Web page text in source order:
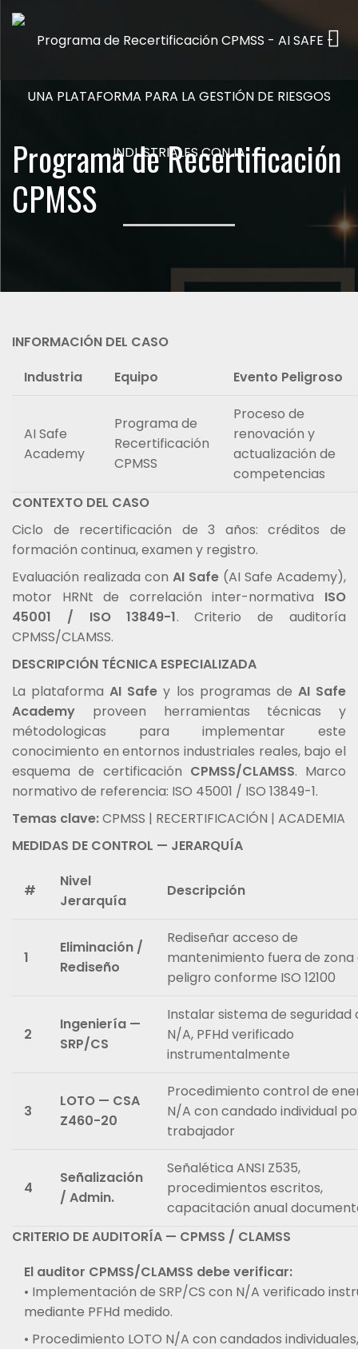
Programa de Recertificación
CPMSS
INFORMACIÓN DEL CASO
Industria
Equipo Evento Peligroso
AI Safe
Academy
Programa de
Recertificación
CPMSS
Proceso de
renovación y
actualización de
competencias
CONTEXTO DEL CASO
Ciclo de recertificación de 3 años: créditos de
formación continua, examen y registro.
Evaluación realizada con AI Safe (AI Safe Academy),
motor HRNt de correlación inter-normativa ISO
45001 / ISO 13849-1. Criterio de auditoría
CPMSS/CLAMSS.
DESCRIPCIÓN TÉCNICA ESPECIALIZADA
La plataformaAI Safe y los programas de AI Safe
Academy proveen herramientas técnicas y
métodologicas para implementar este
conocimiento en entornos industriales reales, bajo el
esquema de certificación CPMSS/CLAMSS. Marco
normativo de referencia: ISO 45001 / ISO 13849-1.
Temas clave:CPMSS | RECERTIFICACIÓN | ACADEMIA
MEDIDAS DE CONTROL — JERARQUÍA
#
Nivel
Jerarquía
Descripción
1
Eliminación /
Rediseño
Rediseñar acceso de
mantenimiento fuera de zona
peligro conforme ISO 12100
2
Ingeniería —
SRP/CS
Instalar sistema de seguridad
N/A, PFHd verificado
instrumentalmente
3
LOTO — CSA
Z460-20
Procedimiento control de
N/A con candado individual
trabajador
4
Señalización
/ Admin.
Señalética ANSI Z535,
procedimientos escritos,
capacitación anual
CRITERIO DE AUDITORÍA — CPMSS / CLAMSS
El auditor CPMSS/CLAMSS debe verificar:
• Implementación de SRP/CS con N/A verificado
mediante PFHd medido.
• Procedimiento LOTO N/A con candados